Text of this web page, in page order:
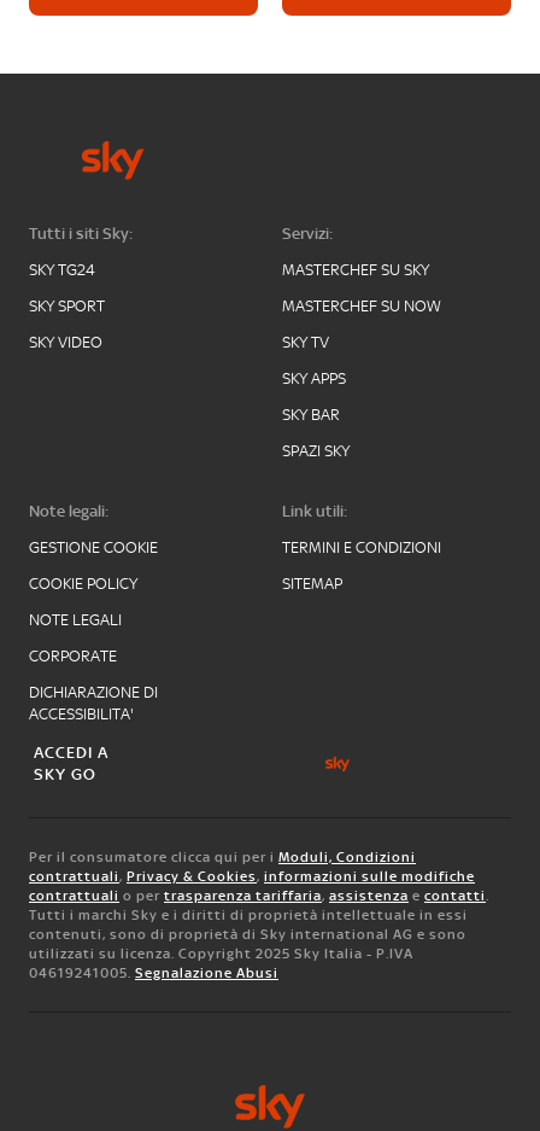
Tutti i siti Sky:
SKY TG24
SKY SPORT
SKY VIDEO
Servizi:
MASTERCHEF SU SKY
MASTERCHEF SU NOW
SKY TV
SKY APPS
SKY BAR
SPAZI SKY
Note legali:
GESTIONE COOKIE
COOKIE POLICY
NOTE LEGALI
CORPORATE
DICHIARAZIONE DI
ACCESSIBILITA'
Link utili:
TERMINI E CONDIZIONI
SITEMAP
ACCEDI A
SKY GO
Per il consumatore clicca qui per i Moduli, Condizioni
contrattuali, Privacy & Cookies, informazioni sulle modifiche
contrattuali o per trasparenza tariffaria, assistenza e contatti.
Tutti i marchi Sky e i diritti di proprietà intellettuale in essi
contenuti, sono di proprietà di Sky international AG e sono
utilizzati su licenza. Copyright 2025 Sky Italia - P.IVA
04619241005. Segnalazione Abusi